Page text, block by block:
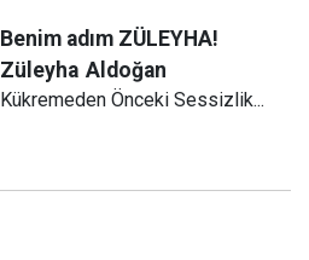
Benim adım ZÜLEYHA!
Züleyha Aldoğan
Kükremeden Önceki Sessizlik...